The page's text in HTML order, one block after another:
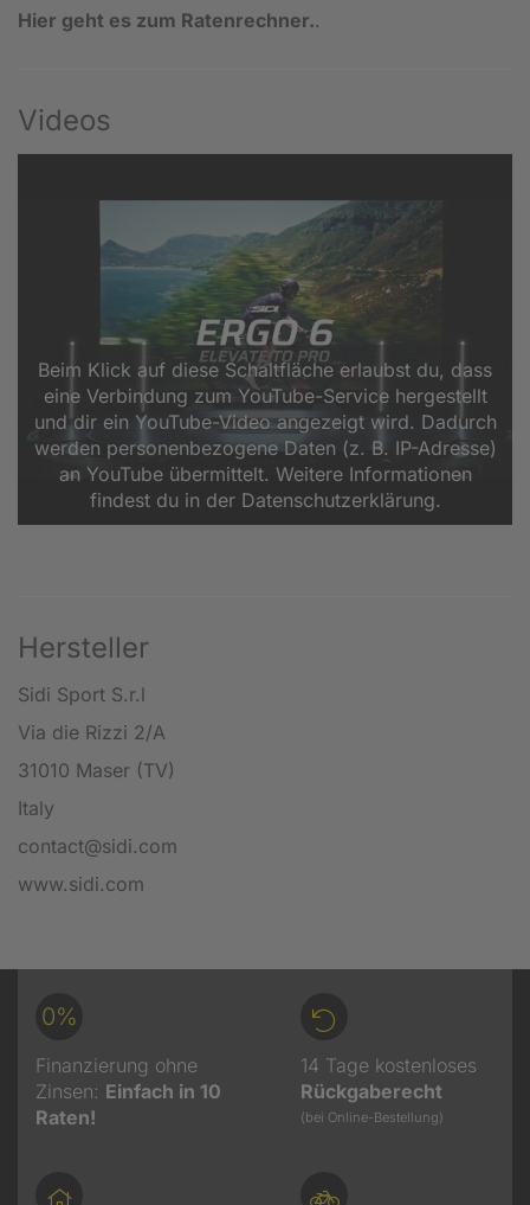
Hier geht es zum Ratenrechner..
Videos
Beim Klick auf diese Schaltfläche erlaubst du, dass
eine Verbindung zum YouTube-Service hergestellt
und dir ein YouTube-Video angezeigt wird. Dadurch
werden personenbezogene Daten (z. B. IP-Adresse)
an YouTube übermittelt. Weitere Informationen
findest du in der Datenschutzerklärung.
Hersteller
Sidi Sport S.r.l
Via die Rizzi 2/A
31010 Maser (TV)
Italy
contact@sidi.com
www.sidi.com
0%
Finanzierung ohne
Zinsen: Einfach in 10
Raten!
14 Tage kostenloses
Rückgaberecht
(bei Online-Bestellung)